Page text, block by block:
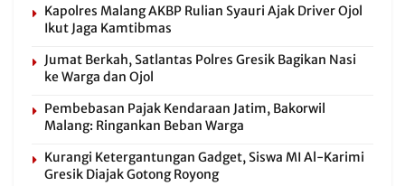
Kapolres Malang AKBP Rulian Syauri Ajak Driver Ojol
Ikut Jaga Kamtibmas
Jumat Berkah, Satlantas Polres Gresik Bagikan Nasi
ke Warga dan Ojol
Pembebasan Pajak Kendaraan Jatim, Bakorwil
Malang: Ringankan Beban Warga
Kurangi Ketergantungan Gadget, Siswa MI Al-Karimi
Gresik Diajak Gotong Royong